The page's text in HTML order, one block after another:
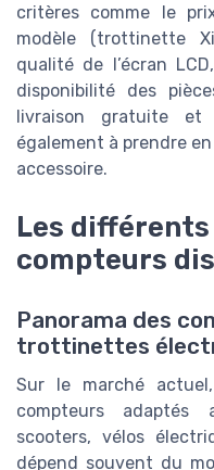
critères comme le
modèle (trottinette
qualité de l’écran
disponibilité des
livraison gratuite et
également à prendre
accessoire.
Les
compteurs
Panorama des
trottinettes
Sur le marché
compteurs adaptés
scooters, vélos
dépend souvent du